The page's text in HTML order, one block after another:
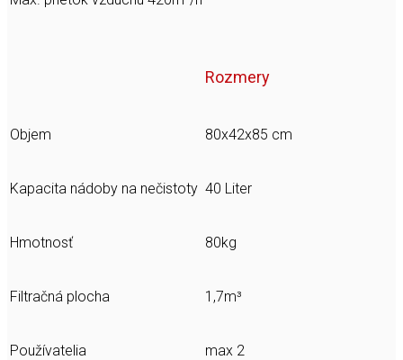
Rozmery
Objem 80x42x85 cm
Kapacita nádoby na nečistoty 40 Liter
Hmotnosť 80kg
Filtračná plocha 1,7m³
Používatelia max 2